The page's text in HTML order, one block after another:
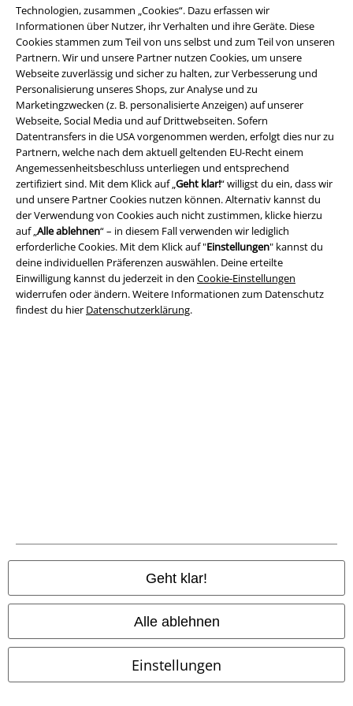
Technologien, zusammen „Cookies“. Dazu erfassen wir
Informationen über Nutzer, ihr Verhalten und ihre Geräte. Diese
Cookies stammen zum Teil von uns selbst und zum Teil von unseren
Partnern. Wir und unsere Partner nutzen Cookies, um unsere
Webseite zuverlässig und sicher zu halten, zur Verbesserung und
Personalisierung unseres Shops, zur Analyse und zu
Marketingzwecken (z. B. personalisierte Anzeigen) auf unserer
Webseite, Social Media und auf Drittwebseiten. Sofern
Datentransfers in die USA vorgenommen werden, erfolgt dies nur zu
Partnern, welche nach dem aktuell geltenden EU-Recht einem
Angemessenheitsbeschluss unterliegen und entsprechend
zertifiziert sind. Mit dem Klick auf „Geht klar!“ willigst du ein, dass wir
und unsere Partner Cookies nutzen können. Alternativ kannst du
der Verwendung von Cookies auch nicht zustimmen, klicke hierzu
auf „Alle ablehnen“ – in diesem Fall verwenden wir lediglich
erforderliche Cookies. Mit dem Klick auf "Einstellungen" kannst du
deine individuellen Präferenzen auswählen. Deine erteilte
Einwilligung kannst du jederzeit in den Cookie-Einstellungen
widerrufen oder ändern. Weitere Informationen zum Datenschutz
findest du hier Datenschutzerklärung.
Geht klar!
Alle ablehnen
Einstellungen
personenbezogenen Daten verarbeitet um mich individuell und
regelmäßig über ihr Angebot zu informieren. Die Verarbeitung meiner
personenbezogenen Daten erfolgt entsprechend den Bestimmungen in
Datenschutzerklärung
. Ich kann meine Einwilligung jederzeit z. B.
durch Anklicken des Abmeldelinks widerrufen.
Hierkann ich mich vom Newsletter wieder abmelden.
Anmelden
*4 Wochen gültig. Nur online einlösbar. Nicht mit anderen Aktionen
kombinierbar. Nach Codeeingabe wird dir der Rabatt automatisch im
Warenkorb abgezogen. Bücher, Medien, Tickets, Rammstein, (Till)
Lindemann, Böhse Onkelz, Broilers, Die Ärzte, Feine Sahne Fischfilet, Die
Toten Hosen, Gutscheine & Artikel, die einen Spendenbeitrag beinhalten,
sind von der Aktion ausgeschlossen.
Rückgaberichtlinien
Größentabelle
BSC Mitgliedschaft kündigen